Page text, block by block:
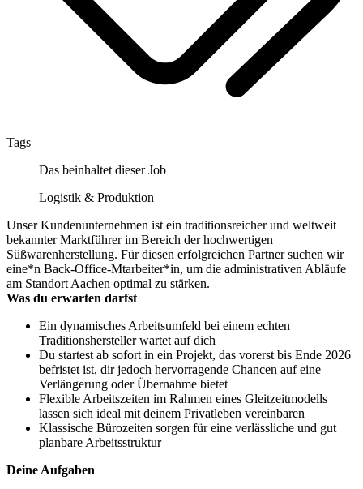
Tags
Das beinhaltet dieser Job
Logistik & Produktion
Unser Kundenunternehmen ist ein traditionsreicher und weltweit
bekannter Marktführer im Bereich der hochwertigen
Süßwarenherstellung. Für diesen erfolgreichen Partner suchen wir
eine*n Back-Office-Mtarbeiter*in, um die administrativen Abläufe
am Standort Aachen optimal zu stärken.
Was du erwarten darfst
Ein dynamisches Arbeitsumfeld bei einem echten
Traditionshersteller wartet auf dich
Du startest ab sofort in ein Projekt, das vorerst bis Ende 2026
befristet ist, dir jedoch hervorragende Chancen auf eine
Verlängerung oder Übernahme bietet
Flexible Arbeitszeiten im Rahmen eines Gleitzeitmodells
lassen sich ideal mit deinem Privatleben vereinbaren
Klassische Bürozeiten sorgen für eine verlässliche und gut
planbare Arbeitsstruktur
Deine Aufgaben